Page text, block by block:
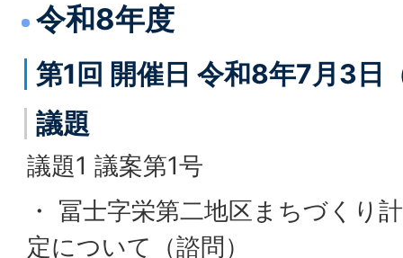
令和8年度
第1回 開催日 令和8年7月3日
議題
議題1 議案第1号
・ 冨士字栄第二地区まちづくり
定について（諮問）